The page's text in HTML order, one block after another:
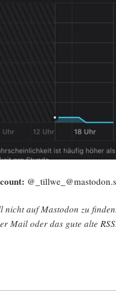
nicht auf Mast­o­don zu
Mail oder das gute alte RSS.